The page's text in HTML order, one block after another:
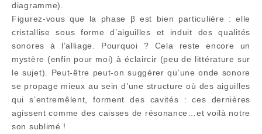
diagramme).
Figurez-vous que la phase β est bien particulière : elle
cristallise sous forme d’aiguilles et induit des qualités
sonores à l’alliage. Pourquoi ? Cela reste encore un
mystère (enfin pour moi) à éclaircir (peu de littérature sur
le sujet). Peut-être peut-on suggérer qu’une onde sonore
se propage mieux au sein d’une structure où des aiguilles
qui s’entremêlent, forment des cavités : ces dernières
agissent comme des caisses de résonance…et voilà notre
son sublimé !